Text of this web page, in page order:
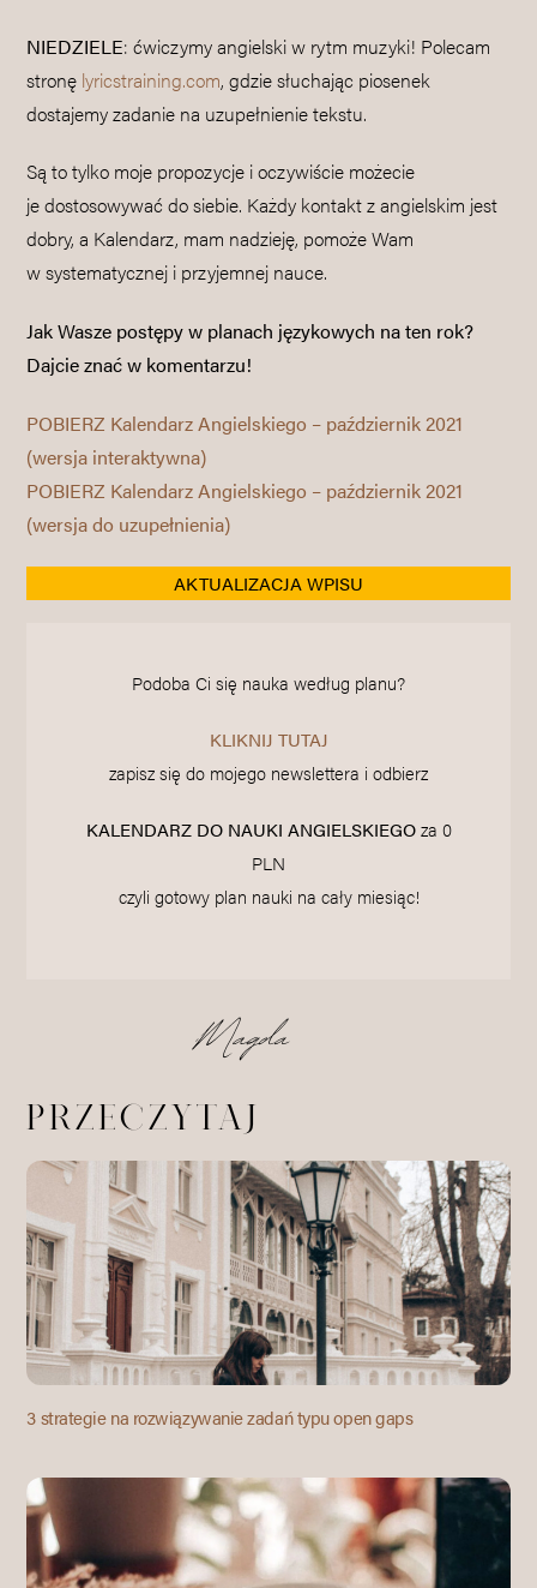
NIEDZIELE: ćwiczymy angielski w rytm muzyki! Polecam
stronę lyricstraining.com, gdzie słuchając piosenek
dostajemy zadanie na uzupełnienie tekstu.
Są to tylko moje propozycje i oczywiście możecie
je dostosowywać do siebie. Każdy kontakt z angielskim jest
dobry, a Kalendarz, mam nadzieję, pomoże Wam
w systematycznej i przyjemnej nauce.
Jak Wasze postępy w planach językowych na ten rok?
Dajcie znać w komentarzu!
POBIERZ Kalendarz Angielskiego – październik 2021
(wersja interaktywna)
POBIERZ Kalendarz Angielskiego – październik 2021
(wersja do uzupełnienia)
AKTUALIZACJA WPISU
Podoba Ci się nauka według planu?
KLIKNIJ TUTAJ
zapisz się do mojego newslettera i odbierz
KALENDARZ DO NAUKI ANGIELSKIEGOza 0
PLN
czyli gotowy plan nauki na cały miesiąc!
przeczytaj
3 strategie na rozwiązywanie zadań typu open gaps